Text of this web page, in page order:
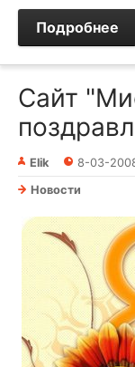
Подробнее
Сайт
Elik 8-03-
Новости